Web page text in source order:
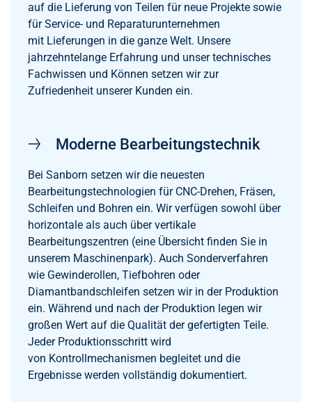
auf die Lieferung von Teilen für neue Projekte sowie
für Service- und Reparaturunternehmen
mit Lieferungen in die ganze Welt. Unsere
jahrzehntelange Erfahrung und unser technisches
Fachwissen und Können setzen wir zur
Zufriedenheit unserer Kunden ein.
Moderne Bearbeitungstechnik
Bei Sanborn setzen wir die neuesten
Bearbeitungstechnologien für CNC-Drehen, Fräsen,
Schleifen und Bohren ein. Wir verfügen sowohl über
horizontale als auch über vertikale
Bearbeitungszentren (eine Übersicht finden Sie in
unserem Maschinenpark). Auch Sonderverfahren
wie Gewinderollen, Tiefbohren oder
Diamantbandschleifen setzen wir in der Produktion
ein. Während und nach der Produktion legen wir
großen Wert auf die Qualität der gefertigten Teile.
Jeder Produktionsschritt wird
von Kontrollmechanismen begleitet und die
Ergebnisse werden vollständig dokumentiert.